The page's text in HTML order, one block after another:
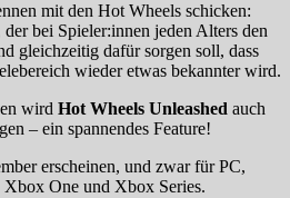
mit den Hot Wheels schicken:
bei Spieler:innen jeden Alters den
gleichzeitig dafür sorgen soll, dass
wieder etwas bekannter wird.
wird Hot Wheels Unleashed auch
– ein spannendes Feature!
erscheinen, und zwar für PC,
One und Xbox Series.